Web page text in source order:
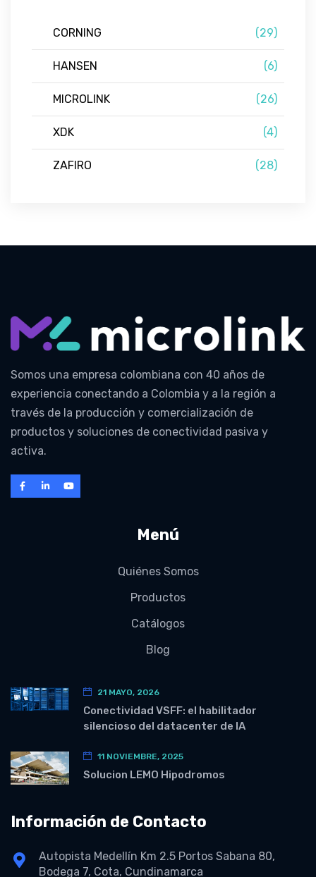
CORNING (29)
HANSEN (6)
MICROLINK (26)
XDK (4)
ZAFIRO (28)
Somos una empresa colombiana con 40 años de
experiencia conectando a Colombia y a la región a
través de la producción y comercialización de
productos y soluciones de conectividad pasiva y
activa.
Menú
Quiénes Somos
Productos
Catálogos
Blog
21 MAYO, 2026
Conectividad VSFF: el habilitador
silencioso del datacenter de IA
11 NOVIEMBRE, 2025
Solucion LEMO Hipodromos
Información de Contacto
Autopista Medellín Km 2.5 Portos Sabana 80,
Bodega 7, Cota, Cundinamarca